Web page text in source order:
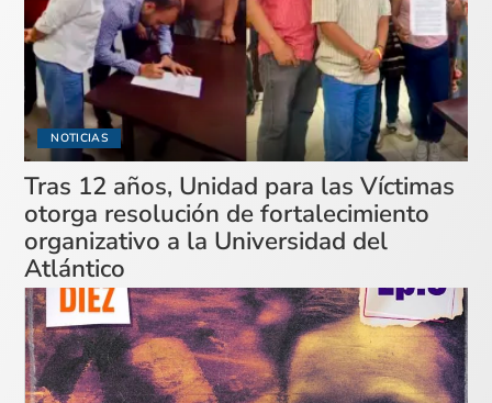
NOTICIAS
Tras 12 años, Unidad para las Víctimas
otorga resolución de fortalecimiento
organizativo a la Universidad del
Atlántico